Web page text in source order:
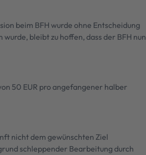
beim BFH wurde ohne Entscheidung
bleibt zu hoffen, dass der BFH nun
50 EUR pro angefangener halber
nicht dem gewünschten Ziel
schleppender Bearbeitung durch